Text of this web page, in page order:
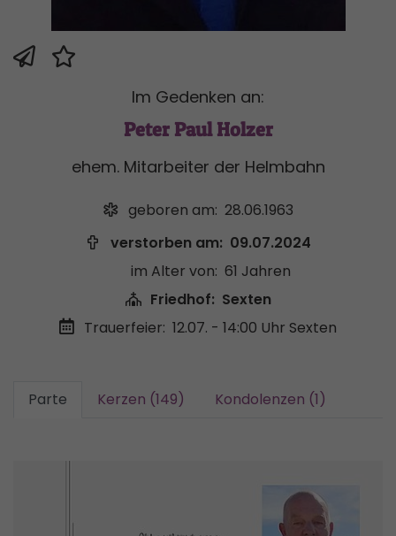
Im Gedenken an:
Peter Paul Holzer
ehem. Mitarbeiter der Helmbahn
geboren am: 28.06.1963
verstorben am: 09.07.2024
im Alter von: 61 Jahren
Friedhof: Sexten
Trauerfeier: 12.07. - 14:00 Uhr Sexten
Parte Kerzen (149) Kondolenzen (1)